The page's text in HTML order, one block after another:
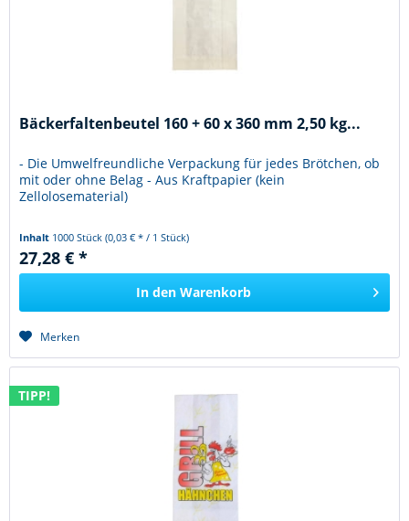
Bäckerfaltenbeutel 160 + 60 x 360 mm 2,50 kg...
- Die Umwelfreundliche Verpackung für jedes Brötchen, ob
mit oder ohne Belag - Aus Kraftpapier (kein
Zellolosematerial)
Inhalt 1000 Stück(0,03 € * / 1 Stück)
27,28 € *
In den Warenkorb
Merken
TIPP!